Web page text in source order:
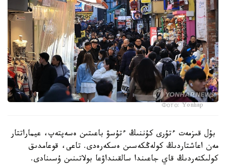
Фото: Yonhap
بۇل قىزمەت ءتۇرى كۇننىڭ ءتۇسۋ باعىتىن ەسەپتەپ، عيماراتتار
مەن اعاشتاردىڭ كولەڭكەسىن ەسكەرەدى. تاعى، قوعامدىق
كولىكتەردىڭ قاي جاعىندا سالقىنداۋعا بولاتىنىن ۇسىنادى.